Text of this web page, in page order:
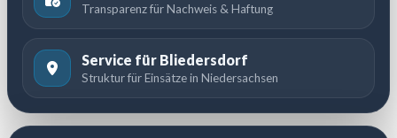
Transparenz für Nachweis & Haftung
Service für Bliedersdorf
Struktur für Einsätze in Niedersachsen